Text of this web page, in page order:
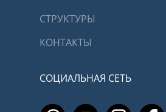
СТРУКТУРЫ
КОНТАКТЫ
СОЦИАЛЬНАЯ СЕТЬ